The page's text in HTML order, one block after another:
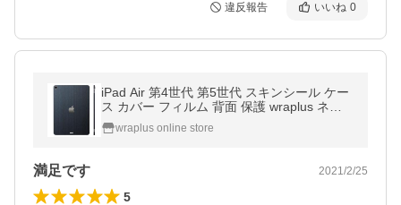
違反報告 いいね 0
iPad Air 第4世代 第5世代 スキンシール ケー
ス カバー フィルム 背面 保護 wraplus ネイ
ビーブラッシュメタル
wraplus online store
満足です 2021/2/25
5